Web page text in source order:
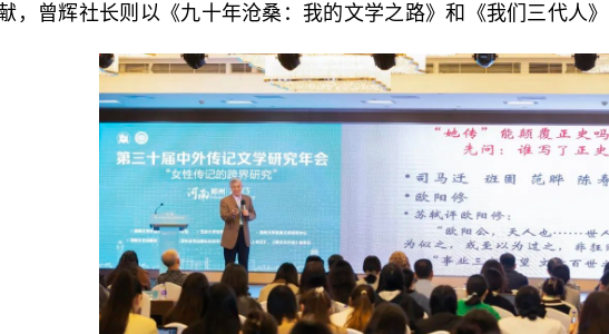
，曾辉社长则以《九十年沧桑：我的文学之路》和《我们三代人